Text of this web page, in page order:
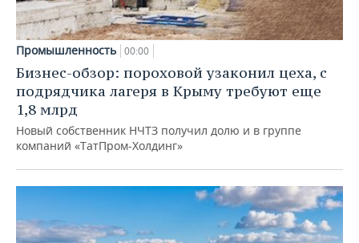
Промышленность 00:00
Бизнес-обзор: пороховой узаконил цеха, с
подрядчика лагеря в Крыму требуют еще
1,8 млрд
Новый собственник НЧТЗ получил долю и в группе
компаний «ТатПром-Холдинг»